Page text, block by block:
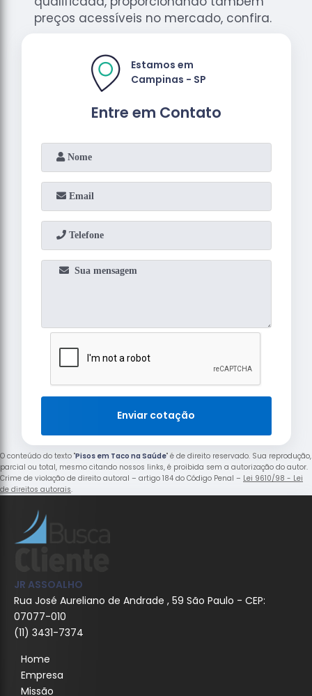
preços acessíveis no mercado, confira.
Entre em Contato
Estamos em
Campinas - SP
Enviar cotação
O conteúdo do texto "Pisos em Taco na Saúde" é de direito reservado. Sua reprodução,
parcial ou total, mesmo citando nossos links, é proibida sem a autorização do autor.
Crime de violação de direito autoral – artigo 184 do Código Penal – Lei 9610/98 - Lei
de direitos autorais.
JR ASSOALHO
Rua José Aureliano de Andrade , 59 São Paulo - CEP:
07077-010
(11) 3431-7374
Home
Empresa
Missão